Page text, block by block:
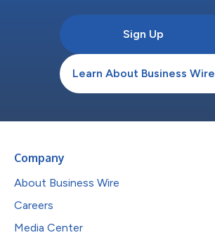
Sign Up
Learn About Business Wire
Company
About Business Wire
Careers
Media Center